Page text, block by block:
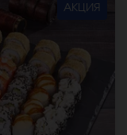
АКЦИЯ